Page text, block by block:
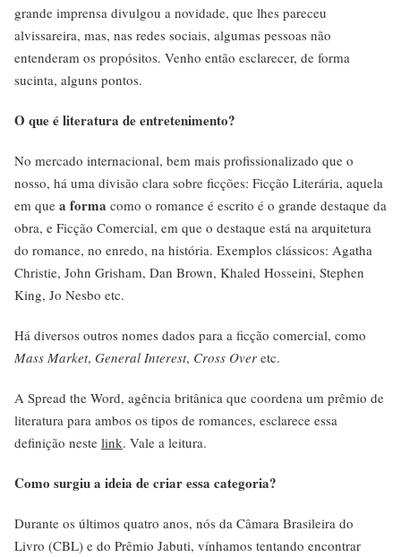
grande imprensa divulgou a novidade, que lhes pareceu
alvissareira, mas, nas redes sociais, algumas pessoas não
entenderam os propósitos. Venho então esclarecer, de forma
sucinta, alguns pontos.
O que é literatura de entretenimento?
No mercado internacional, bem mais profissionalizado que o
nosso, há uma divisão clara sobre ficções: Ficção Literária, aquela
em que a forma como o romance é escrito é o grande destaque da
obra, e Ficção Comercial, em que o destaque está na arquitetura
do romance, no enredo, na história. Exemplos clássicos: Agatha
Christie, John Grisham, Dan Brown, Khaled Hosseini, Stephen
King, Jo Nesbo etc.
Há diversos outros nomes dados para a ficção comercial, como
Mass Market, General Interest, Cross Over etc.
A Spread the Word, agência britânica que coordena um prêmio de
literatura para ambos os tipos de romances, esclarece essa
definição neste link. Vale a leitura.
Como surgiu a ideia de criar essa categoria?
Durante os últimos quatro anos, nós da Câmara Brasileira do
Livro (CBL) e do Prêmio Jabuti, vínhamos tentando encontrar